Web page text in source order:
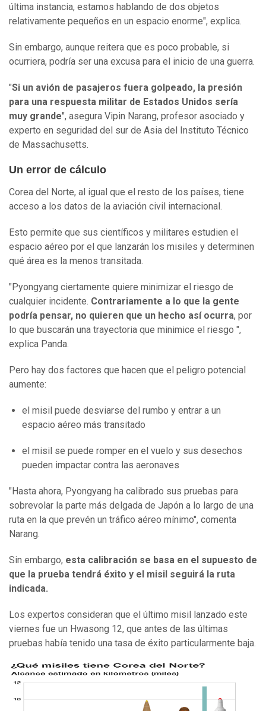
última instancia, estamos hablando de dos objetos
relativamente pequeños en un espacio enorme", explica.
Sin embargo, aunque reitera que es poco probable, si
ocurriera, podría ser una excusa para el inicio de una guerra.
"Si un avión de pasajeros fuera golpeado, la presión
para una respuesta militar de Estados Unidos sería
muy grande", asegura Vipin Narang, profesor asociado y
experto en seguridad del sur de Asia del Instituto Técnico
de Massachusetts.
Un error de cálculo
Corea del Norte, al igual que el resto de los países, tiene
acceso a los datos de la aviación civil internacional.
Esto permite que sus científicos y militares estudien el
espacio aéreo por el que lanzarán los misiles y determinen
qué área es la menos transitada.
"Pyongyang ciertamente quiere minimizar el riesgo de
cualquier incidente. Contrariamente a lo que la gente
podría pensar, no quieren que un hecho así ocurra, por
lo que buscarán una trayectoria que minimice el riesgo ",
explica Panda.
Pero hay dos factores que hacen que el peligro potencial
aumente:
el misil puede desviarse del rumbo y entrar a un
espacio aéreo más transitado
el misil se puede romper en el vuelo y sus desechos
pueden impactar contra las aeronaves
"Hasta ahora, Pyongyang ha calibrado sus pruebas para
sobrevolar la parte más delgada de Japón a lo largo de una
ruta en la que prevén un tráfico aéreo mínimo", comenta
Narang.
Sin embargo, esta calibración se basa en el supuesto de
que la prueba tendrá éxito y el misil seguirá la ruta
indicada.
Los expertos consideran que el último misil lanzado este
viernes fue un Hwasong 12, que antes de las últimas
pruebas había tenido una tasa de éxito particularmente baja.